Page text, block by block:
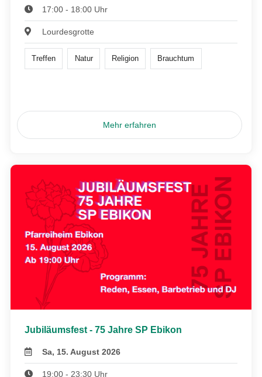
17:00 - 18:00 Uhr
Lourdesgrotte
Treffen Natur Religion Brauchtum
Mehr erfahren
Jubiläumsfest - 75 Jahre SP Ebikon
Sa, 15. August 2026
19:00 - 23:30 Uhr